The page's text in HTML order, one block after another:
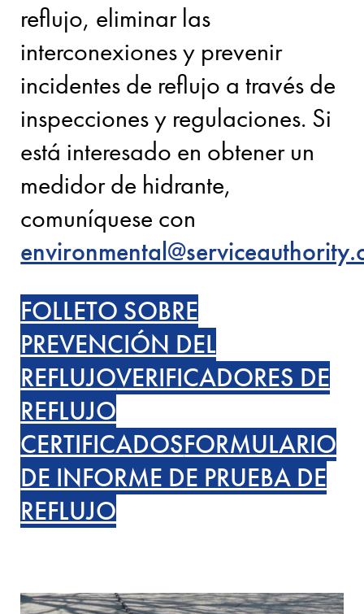
reflujo, eliminar las
interconexiones y prevenir
incidentes de reflujo a través de
inspecciones y regulaciones. Si
está interesado en obtener un
medidor de hidrante,
comuníquese con
FOLLETO SOBRE
PREVENCIÓN DEL
REFLUJOVERIFICADORES DE
REFLUJO
CERTIFICADOSFORMULARIO
DE INFORME DE PRUEBA DE
REFLUJO